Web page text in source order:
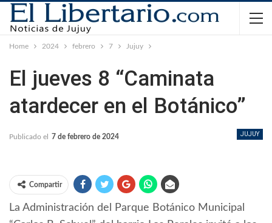
Home 2024 febrero 7 Jujuy
El jueves 8 “Caminata
atardecer en el Botánico”
JUJUY
Publicado el 7 de febrero de 2024
Compartir
La Administración del Parque Botánico Municipal